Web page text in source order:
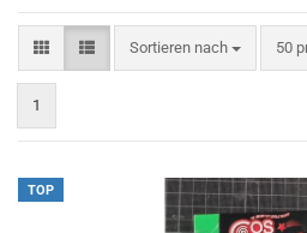
Sortieren nach
Sortieren nach 50
pro
1
TOP